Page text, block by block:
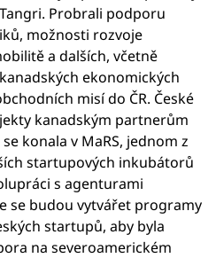
Probrali podporu
možnosti rozvoje
a dalších, včetně
ekonomických
misí do ČR. České
kanadským partnerům
konala v MaRS, jednom z
startupových inkubátorů
s agenturami
se budou vytvářet programy
startupů, aby byla
na severoamerickém